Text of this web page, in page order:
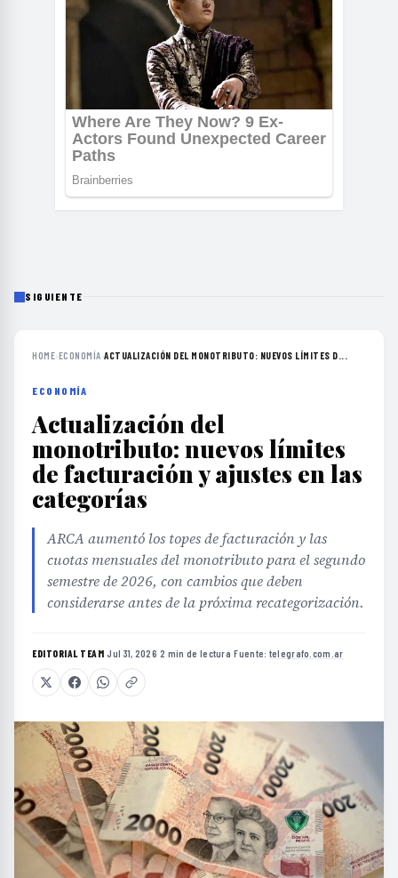
SIGUIENTE
HOME›ECONOMÍA›ACTUALIZACIÓN DEL MONOTRIBUTO: NUEVOS LÍMITES D...
ECONOMÍA
Actualización del
monotributo: nuevos límites
de facturación y ajustes en las
categorías
ARCA aumentó los topes de facturación y las
cuotas mensuales del monotributo para el segundo
semestre de 2026, con cambios que deben
considerarse antes de la próxima recategorización.
EDITORIAL TEAM·Jul 31, 2026·2 min de lectura·Fuente: telegrafo.com.ar